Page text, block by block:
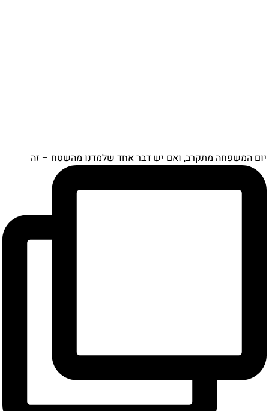
יום המשפחה מתקרב, ואם יש דבר אחד שלמדנו מהשטח – זה